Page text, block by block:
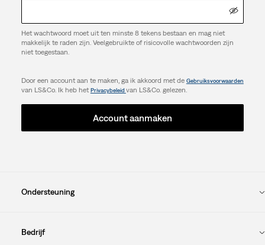
Het wachtwoord moet uit ten minste 8 tekens bestaan en mag niet
makkelijk te raden zijn. Veelgebruikte of risicovolle wachtwoorden zijn
niet toegestaan.
Door een account aan te maken, ga ik akkoord met de Gebruiksvoorwaarden
van LS&Co. Ik heb hetPrivacybeleid van LS&Co. gelezen.
Account aanmaken
Ondersteuning
Bedrijf